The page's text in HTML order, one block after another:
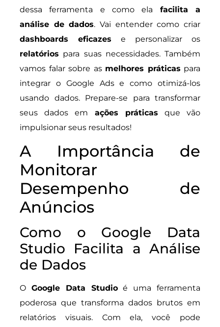
dessa ferramenta e como ela facilita a
análise de dados. Vai entender como criar
dashboards eficazes e personalizar os
relatórios para suas necessidades. Também
vamos falar sobre as melhores práticas para
integrar o Google Ads e como otimizá-los
usando dados. Prepare-se para transformar
seus dados em ações práticas que vão
impulsionar seus resultados!
A Importância de
Monitorar
Desempenho de
Anúncios
Como o Google Data
Studio Facilita a Análise
de Dados
O Google Data Studioé uma ferramenta
poderosa que transforma dados brutos em
relatórios visuais. Com ela, você pode